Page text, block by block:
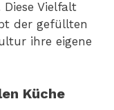
Vielfalt
der gefüllten
ihre eigene
Küche